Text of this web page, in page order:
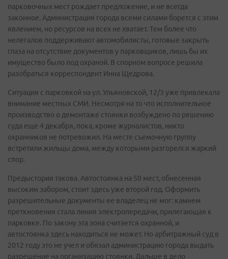
парковочных мест рождает предложение, и не всегда
законное. Администрация города всеми силами борется с этим
явлением, но ресурсов на всех не хватает. Тем более что
нелегалов поддерживают автомобилисты, готовые закрыть
глаза на отсутствие документов у парковщиков, лишь бы их
имущество было под охраной. В спорном вопросе решила
разобраться корреспондент Инна Щедрова.
Ситуация с парковкой на ул. Ульяновской, 12/3 уже привлекала
внимание местных СМИ. Несмотря на то что исполнительное
производство о демонтаже стоянки возбуждено по решению
суда еще 4 декабря, пока, кроме журналистов, никто
охранников не потревожил. На месте съемочную группу
встретили жильцы дома, между которыми разгорелся жаркий
спор.
Предыстория такова. Автостоянка на 50 мест, обнесенная
высоким забором, стоит здесь уже второй год. Оформить
разрешительные документы ее владелец не мог: камнем
преткновения стала линия электропередачи, прилегающая к
парковке. По закону эта зона считается охранной, и
автостоянка здесь находиться не может. Но арбитражный суд в
2012 году это не учел и обязал администрацию города выдать
разрешение на организацию стоянки. Дальше в дело